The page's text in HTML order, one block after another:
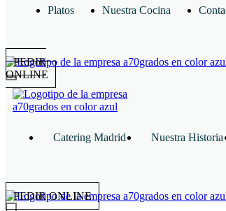
Platos Nuestra Cocina
PEDIR
ONLINE
Catering Madrid Nuestra Historia
PEDIR ONLINE